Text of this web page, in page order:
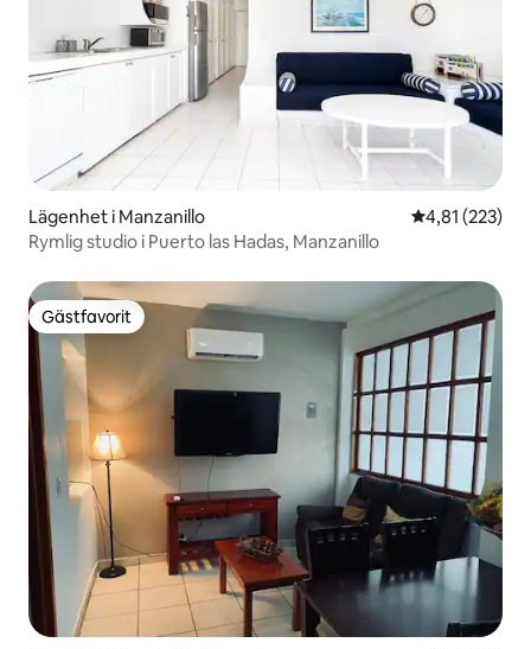
Lägenhet i Manzanillo 4,81 av 5 i
4,81 (223)
Rymlig studio i Puerto las Hadas, Manzanillo
Gästfavorit
Gästfavorit